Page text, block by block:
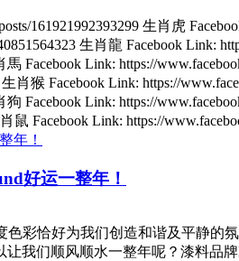
161921992393299 生肖虎
生肖龍 Facebook Link:
Facebook Link: https://
肖猴 Facebook Link: https://
Facebook Link: https://
Facebook Link: https://
好运一整年！
色彩恰好为我们创造和谐及平静
我们顺风顺水一整年呢？漆料品